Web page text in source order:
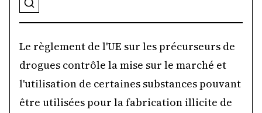
Le règlement de l'UE sur les précurseurs de
drogues contrôle la mise sur le marché et
l'utilisation de certaines substances pouvant
être utilisées pour la fabrication illicite de